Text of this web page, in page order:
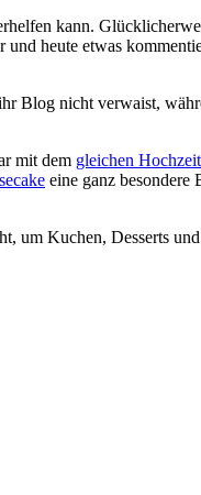
kann.
heute etwas
Blog nicht verwaist,
mit dem gleichen
eine ganz besondere
um Kuchen, Desserts